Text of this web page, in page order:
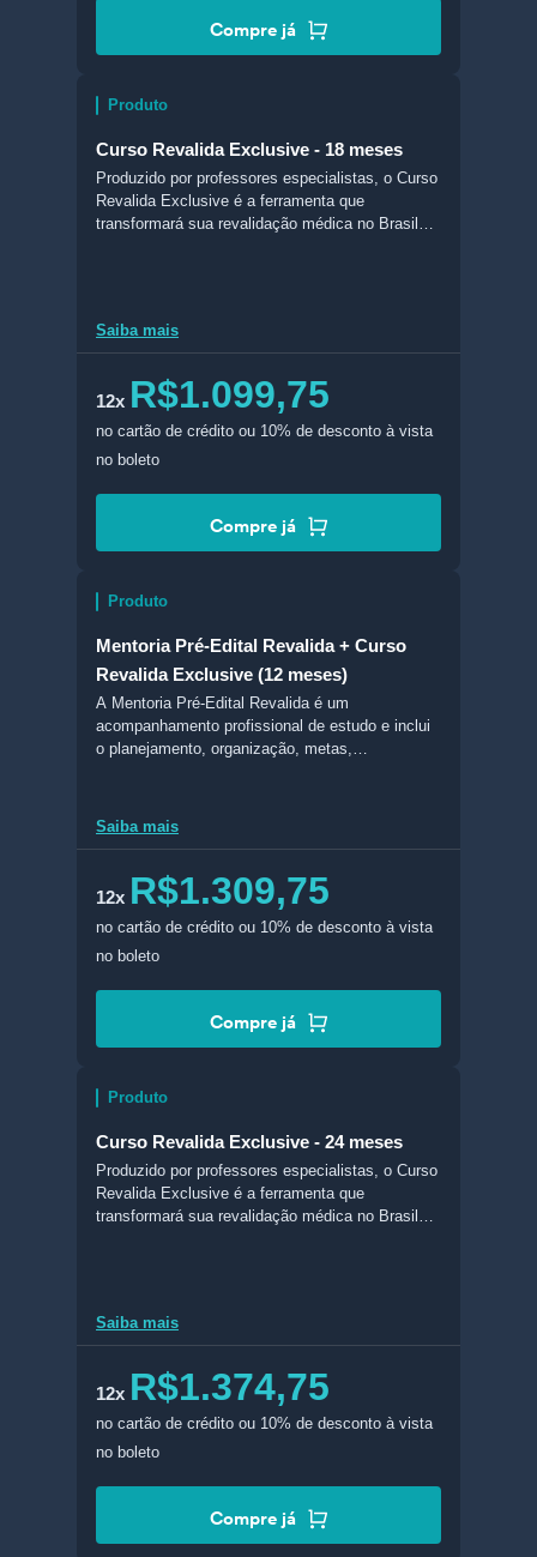
Compre já
Produto
Curso Revalida Exclusive - 18 meses
Produzido por professores especialistas, o Curso
Revalida Exclusive é a ferramenta que
transformará sua revalidação médica no Brasil
Revalida do Estratégia MED (BQMED), e muito
Saiba mais
12x R$1.099,75
no cartão de crédito ou 10% de desconto à vista
no boleto
Compre já
Produto
Mentoria Pré-Edital Revalida + Curso
Revalida Exclusive (12 meses)
A Mentoria Pré-Edital Revalida é um
acompanhamento profissional de estudo e inclui
o planejamento, organização, metas,
Saiba mais
12x R$1.309,75
no cartão de crédito ou 10% de desconto à vista
no boleto
Compre já
Produto
Curso Revalida Exclusive - 24 meses
Produzido por professores especialistas, o Curso
Revalida Exclusive é a ferramenta que
transformará sua revalidação médica no Brasil
Revalida do Estratégia MED (BQMED), e muito
Saiba mais
12x R$1.374,75
no cartão de crédito ou 10% de desconto à vista
no boleto
Compre já